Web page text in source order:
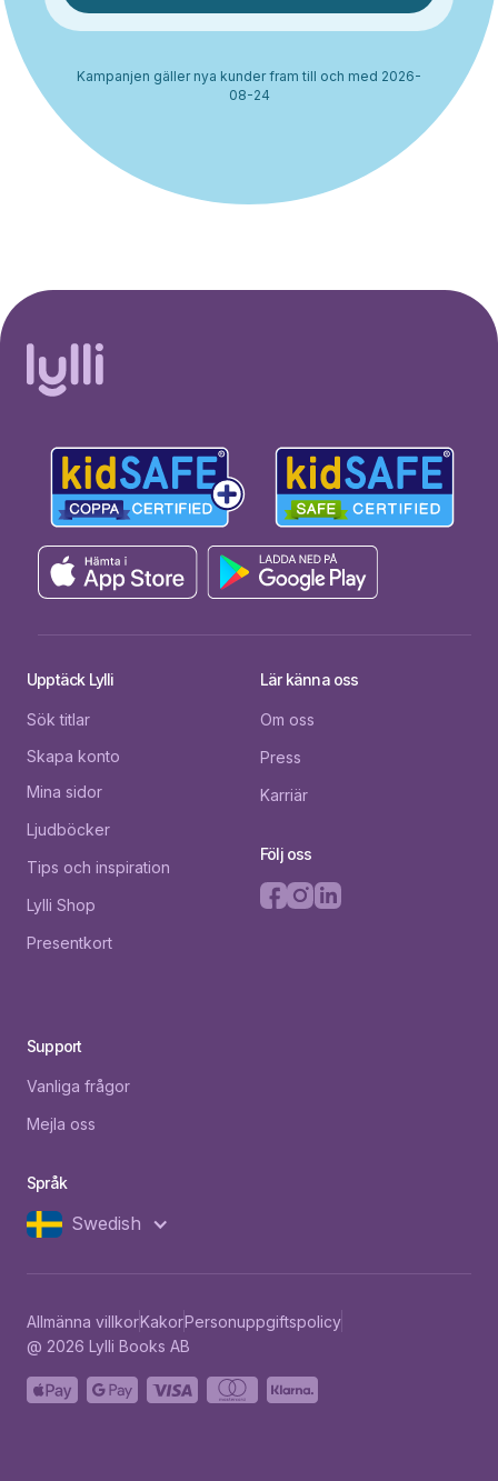
Kampanjen gäller nya kunder fram till och med 2026-
08-24
Upptäck Lylli
Sök titlar
Skapa konto
Mina sidor
Ljudböcker
Tips och inspiration
Lylli Shop
Presentkort
Lär känna oss
Om oss
Press
Karriär
Följ oss
Support
Vanliga frågor
Mejla oss
Språk
Swedish
Allmänna villkorKakorPersonuppgiftspolicy
@ 2026 Lylli Books AB